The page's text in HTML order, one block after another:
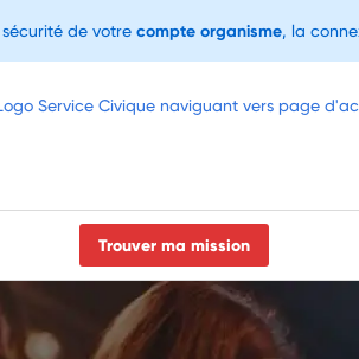
Trouver ma mission
de votre compte organisme, la